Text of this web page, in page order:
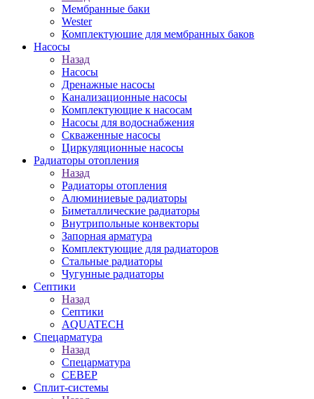
Мембранные баки
Wester
Комплектуюшие для мембранных баков
Насосы
Назад
Насосы
Дренажные насосы
Канализационные насосы
Комплектующие к насосам
Насосы для водоснабжения
Скваженные насосы
Циркуляционные насосы
Радиаторы отопления
Назад
Радиаторы отопления
Алюминиевые радиаторы
Биметаллические радиаторы
Внутрипольные конвекторы
Запорная арматура
Комплектующие для радиаторов
Стальные радиаторы
Чугунные радиаторы
Септики
Назад
Септики
AQUATECH
Спецарматура
Назад
Спецарматура
СЕВЕР
Сплит-системы